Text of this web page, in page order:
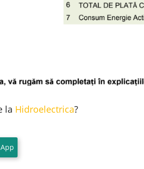
la Hidroelectrica?